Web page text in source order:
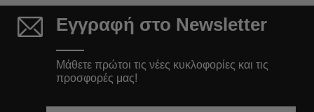
Εγγραφή στο Newsletter
Μάθετε πρώτοι τις νέες κυκλοφορίες και τις
προσφορές μας!